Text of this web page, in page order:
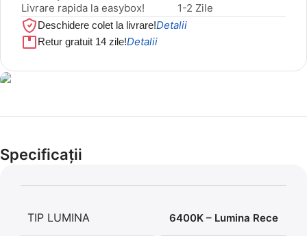
Livrare rapida la easybox! 1-2 Zile
Deschidere colet la livrare!Detalii
Retur gratuit 14 zile!Detalii
Cel mai mic preț!
56,86 LEI
Specificații
TIP LUMINA 6400K – Lumina Rece